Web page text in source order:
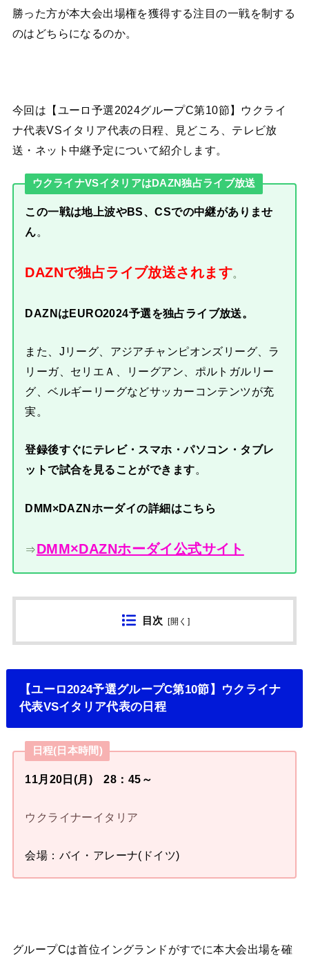
勝った方が本大会出場権を獲得する注目の一戦を制する
のはどちらになるのか。
今回は【ユーロ予選2024グループC第10節】ウクライ
ナ代表VSイタリア代表の日程、見どころ、テレビ放
送・ネット中継予定について紹介します。
ウクライナVSイタリアはDAZN独占ライブ放送
この一戦は地上波やBS、CSでの中継がありませ
ん。
DAZNで独占ライブ放送されます。
DAZNはEURO2024予選を独占ライブ放送。
また、Jリーグ、アジアチャンピオンズリーグ、ラ
リーガ、セリエＡ、リーグアン、ポルトガルリー
グ、ベルギーリーグなどサッカーコンテンツが充
実。
登録後すぐにテレビ・スマホ・パソコン・タブレ
ットで試合を見ることができます。
DMM×DAZNホーダイの詳細はこちら
⇒DMM×DAZNホーダイ公式サイト
目次 [開く ]
【ユーロ2024予選グループC第10節】ウクライナ
代表VSイタリア代表の日程
日程(日本時間)
11月20日(月) 28：45～
ウクライナーイタリア
会場：バイ・アレーナ(ドイツ)
グループCは首位イングランドがすでに本大会出場を確